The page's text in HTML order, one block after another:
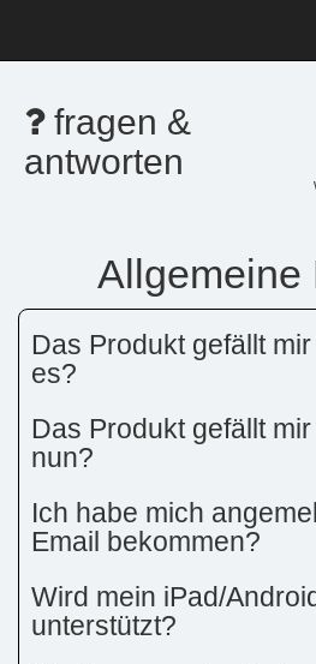
fragen &
antworten
Allgemeine
Das Produkt gefällt
es?
Das Produkt gefällt
nun?
Ich habe mich
Email bekommen?
Wird mein iPad/
unterstützt?